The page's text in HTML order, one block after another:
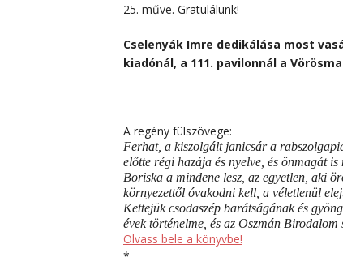
25. műve. Gratulálunk!
Cselenyák Imre dedikálása most
kiadónál, a 111. pavilonnál a
A regény fülszövege:
Ferhat, a kiszolgált janicsár a
előtte régi hazája és nyelve, és önmagát
Boriska a mindene lesz, az egyetlen, aki
környezettől óvakodni kell, a véletlenül
Kettejük csodaszép barátságának és
évek történelme, és az Oszmán Birodalom
Olvass bele a könyvbe!
*